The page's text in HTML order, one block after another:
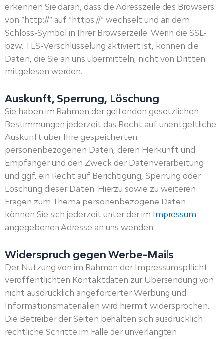
erkennen Sie daran, dass die Adresszeile des Browsers
von “http://” auf “https://” wechselt und an dem
Schloss-Symbol in Ihrer Browserzeile. Wenn die SSL-
bzw. TLS-Verschlüsselung aktiviert ist, können die
Daten, die Sie an uns übermitteln, nicht von Dritten
mitgelesen werden.
Auskunft, Sperrung, Löschung
Sie haben im Rahmen der geltenden gesetzlichen
Bestimmungen jederzeit das Recht auf unentgeltliche
Auskunft über Ihre gespeicherten
personenbezogenen Daten, deren Herkunft und
Empfänger und den Zweck der Datenverarbeitung
und ggf. ein Recht auf Berichtigung, Sperrung oder
Löschung dieser Daten. Hierzu sowie zu weiteren
Fragen zum Thema personenbezogene Daten
können Sie sich jederzeit unter der im Impressum
angegebenen Adresse an uns wenden.
Widerspruch gegen Werbe-Mails
Der Nutzung von im Rahmen der Impressumspflicht
veröffentlichten Kontaktdaten zur Übersendung von
nicht ausdrücklich angeforderter Werbung und
Informationsmaterialien wird hiermit widersprochen.
Die Betreiber der Seiten behalten sich ausdrücklich
rechtliche Schritte im Falle der unverlangten